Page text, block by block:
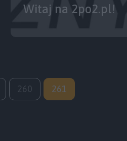
Witaj na 2po2.pl!
260 261